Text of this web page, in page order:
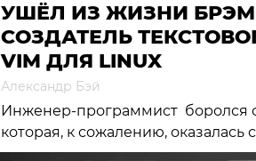
УШЁЛ ИЗ ЖИЗНИ
СОЗДАТЕЛЬ
VIM ДЛЯ LINUX
Александр Бэй
Инженер-программист боролся
которая, к сожалению, оказалась